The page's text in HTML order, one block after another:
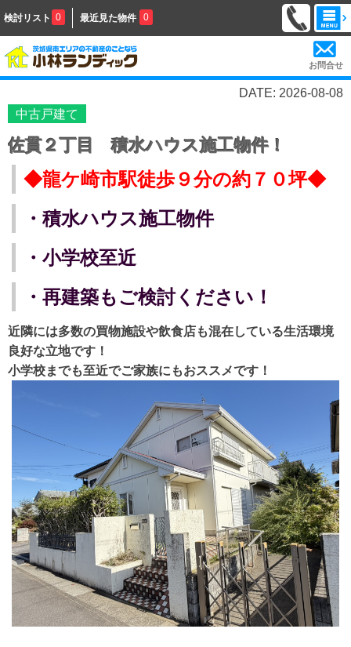
検討リスト 0 最近見た物件 0
お問合せ
DATE: 2026-08-08
中古戸建て
佐貫２丁目 積水ハウス施工物件！
◆龍ケ崎市駅徒歩９分の約７０坪◆
・積水ハウス施工物件
・小学校至近
・再建築もご検討ください！
近隣には多数の買物施設や飲食店も混在している生活環境
良好な立地です！
小学校までも至近でご家族にもおススメです！